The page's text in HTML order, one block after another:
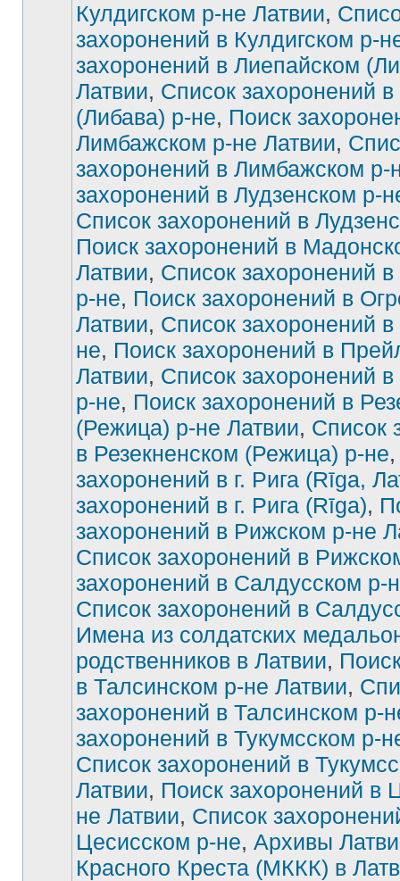
Кулдигском р-не Латвии,
захоронений в Кулдигском р-
захоронений в Лиепайском
Латвии, Список захоронений
(Либава) р-не, Поиск
Лимбажском р-не Латвии,
захоронений в Лимбажском р-
захоронений в Лудзенском р-
Список захоронений в
Поиск захоронений в
Латвии, Список захоронений
р-не, Поиск захоронений в
Латвии, Список захоронений
не, Поиск захоронений в
Латвии, Список захоронений
р-не, Поиск захоронений в
(Режица) р-не Латвии, Список
в Резекненском (Режица) р-не
захоронений в г. Рига (Rīga,
захоронений в г. Рига (Rīga),
захоронений в Рижском р-не
Список захоронений в
захоронений в Салдусском р-
Список захоронений в
Имена из солдатских
родственников в Латвии,
в Талсинском р-не Латвии,
захоронений в Талсинском р-
захоронений в Тукумсском р-
Список захоронений в
Латвии, Поиск захоронений в
не Латвии, Список
Цесисском р-не, Архивы
Красного Креста (МККК) в